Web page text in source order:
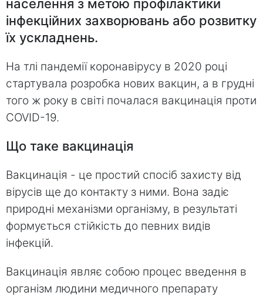
населення з метою профілактики
інфекційних захворювань або розвитку
їх ускладнень.
На тлі пандемії коронавірусу в 2020 році
стартувала розробка нових вакцин, а в грудні
того ж року в світі почалася вакцинація проти
COVID-19.
Що таке вакцинація
Вакцинація - це простий спосіб захисту від
вірусів ще до контакту з ними. Вона задіє
природні механізми організму, в результаті
формується стійкість до певних видів
інфекцій.
Вакцинація являє собою процес введення в
організм людини медичного препарату